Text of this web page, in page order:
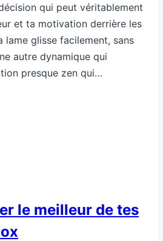
qui peut véritablement
et ta motivation derrière les
lame glisse facilement, sans
autre dynamique qui
presque zen qui…
le meilleur de tes